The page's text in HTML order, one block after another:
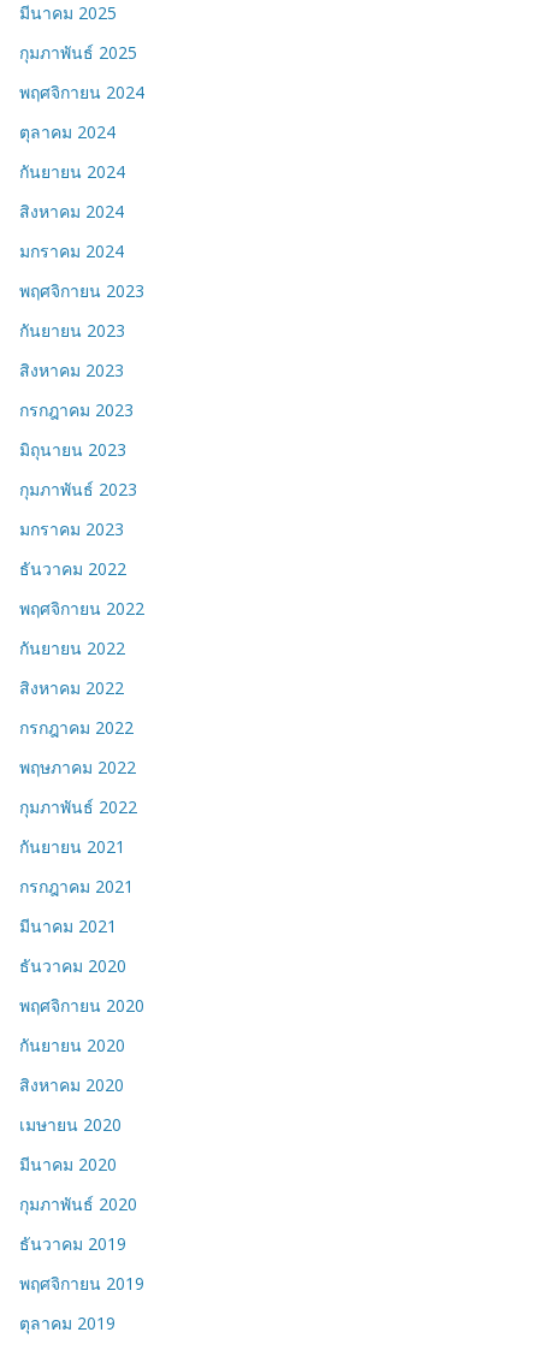
มีนาคม 2025
กุมภาพันธ์ 2025
พฤศจิกายน 2024
ตุลาคม 2024
กันยายน 2024
สิงหาคม 2024
มกราคม 2024
พฤศจิกายน 2023
กันยายน 2023
สิงหาคม 2023
กรกฎาคม 2023
มิถุนายน 2023
กุมภาพันธ์ 2023
มกราคม 2023
ธันวาคม 2022
พฤศจิกายน 2022
กันยายน 2022
สิงหาคม 2022
กรกฎาคม 2022
พฤษภาคม 2022
กุมภาพันธ์ 2022
กันยายน 2021
กรกฎาคม 2021
มีนาคม 2021
ธันวาคม 2020
พฤศจิกายน 2020
กันยายน 2020
สิงหาคม 2020
เมษายน 2020
มีนาคม 2020
กุมภาพันธ์ 2020
ธันวาคม 2019
พฤศจิกายน 2019
ตุลาคม 2019